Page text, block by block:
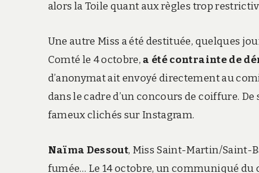
alors la Toile quant aux règles trop
Une autre Miss a été destituée, quelques
Comté le 4 octobre, a été contrainte de
d’anonymat ait envoyé directement au
dans le cadre d’un concours de coiffure.
fameux clichés sur Instagram.
Naïma Dessout, Miss Saint-Martin/Saint-
fumée… Le 14 octobre, un communiqué du